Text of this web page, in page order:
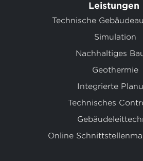
Leistungen
Technische
Simulation
Nachhaltiges
Geothermie
Integrierte
Technisches
Online